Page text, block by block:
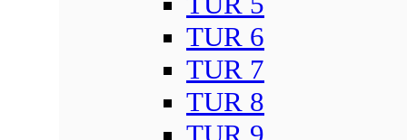
TUR 6
TUR 7
TUR 8